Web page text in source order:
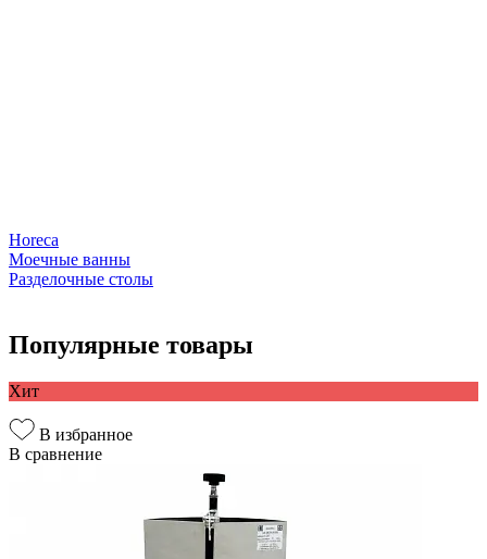
Horeca
Моечные ванны
Разделочные столы
Популярные товары
Хит
В избранное
В сравнение